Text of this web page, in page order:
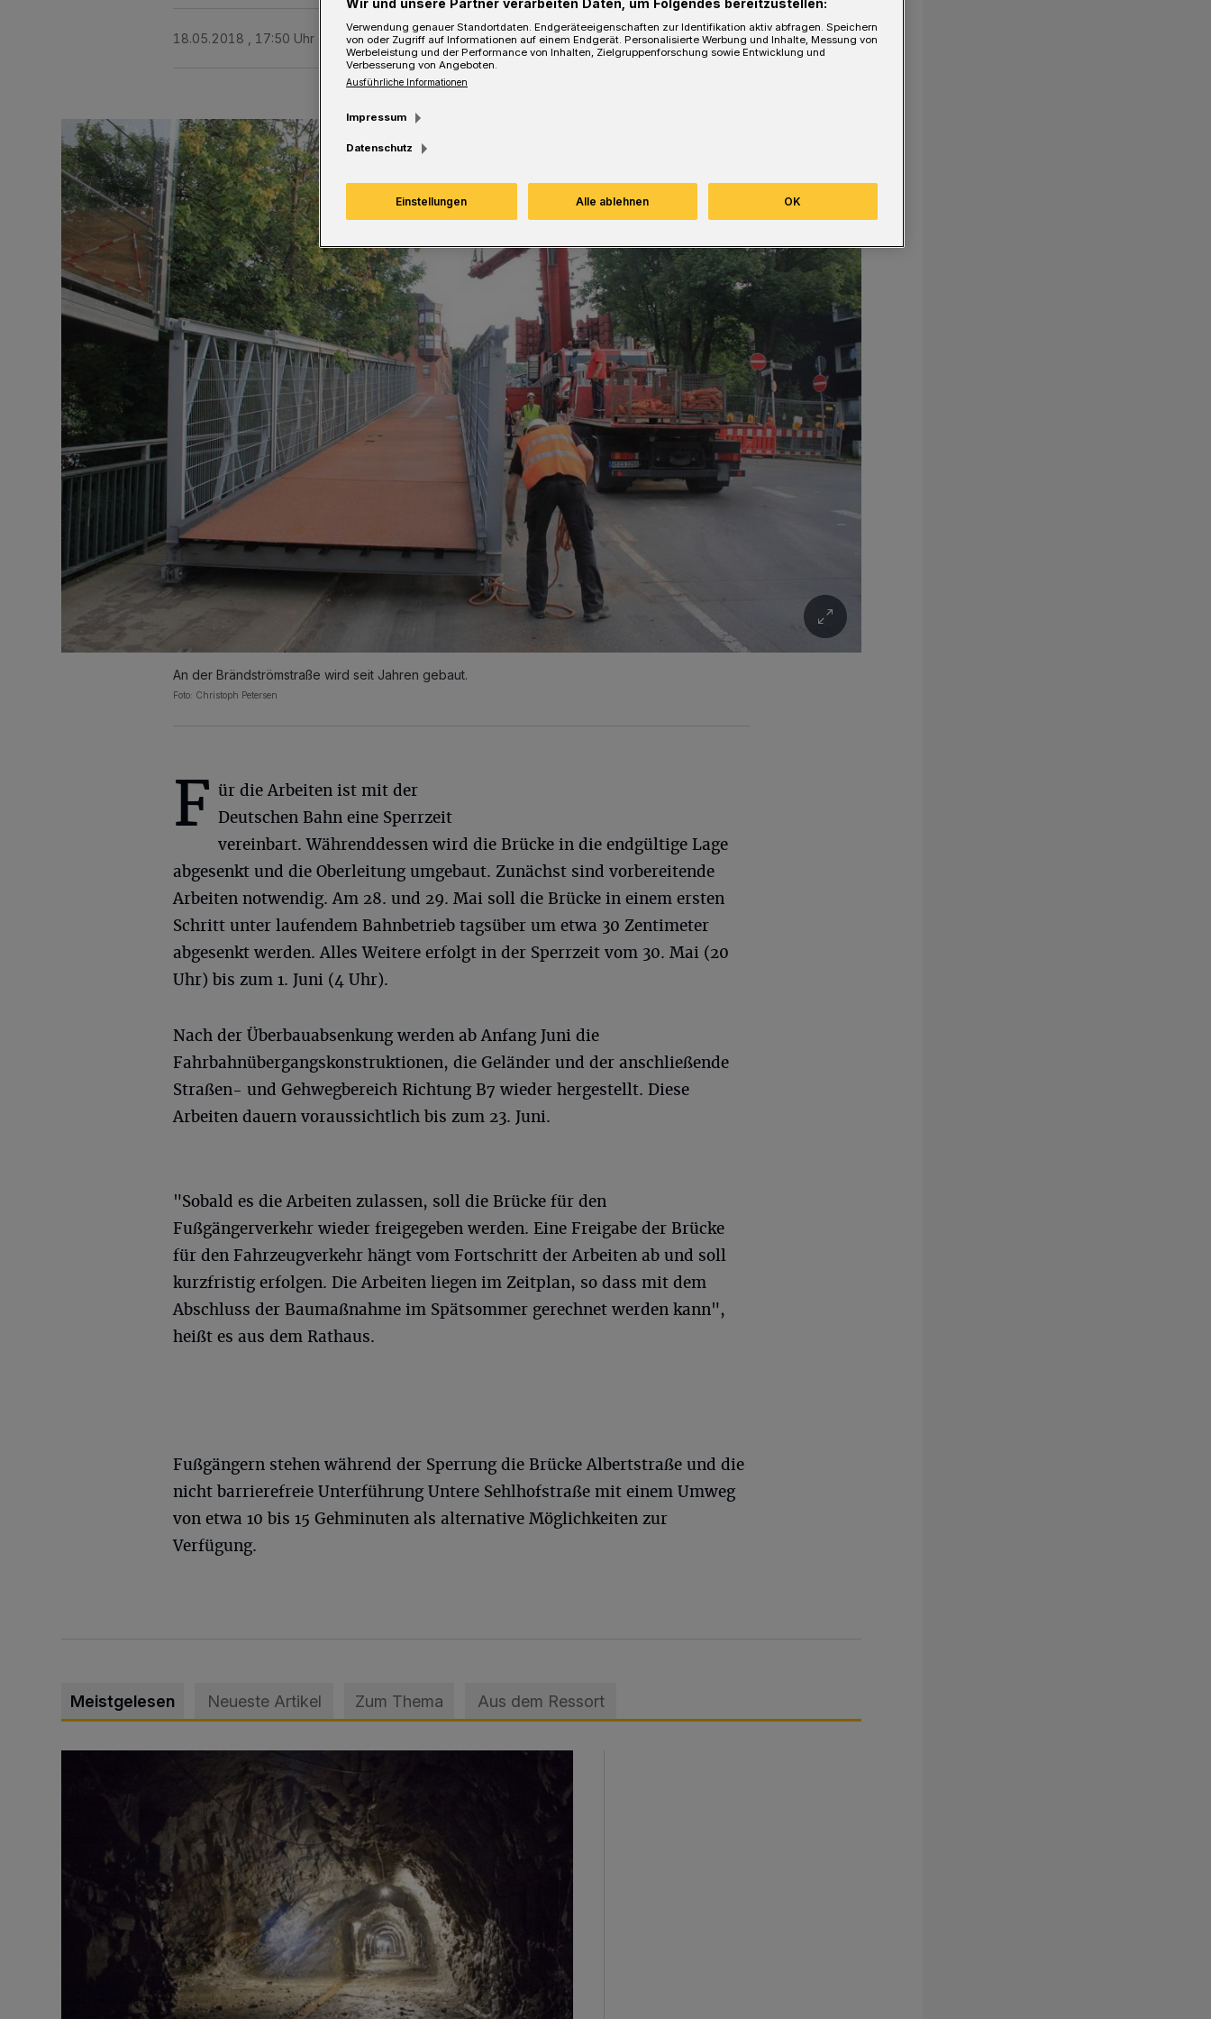
18.05.2018 , 17:50 Uhr Eine Minute Lesezeit
An der Brändströmstraße wird seit Jahren gebaut.
Foto: Christoph Petersen
F ür die Arbeiten ist mit der
Deutschen Bahn eine Sperrzeit
vereinbart. Währenddessen wird die Brücke in die endgültige Lage
abgesenkt und die Oberleitung umgebaut. Zunächst sind vorbereitende
Arbeiten notwendig. Am 28. und 29. Mai soll die Brücke in einem ersten
Schritt unter laufendem Bahnbetrieb tagsüber um etwa 30 Zentimeter
abgesenkt werden. Alles Weitere erfolgt in der Sperrzeit vom 30. Mai (20
Uhr) bis zum 1. Juni (4 Uhr).
Nach der Überbauabsenkung werden ab Anfang Juni die
Fahrbahnübergangskonstruktionen, die Geländer und der anschließende
Straßen- und Gehwegbereich Richtung B7 wieder hergestellt. Diese
Arbeiten dauern voraussichtlich bis zum 23. Juni.
"Sobald es die Arbeiten zulassen, soll die Brücke für den
Fußgängerverkehr wieder freigegeben werden. Eine Freigabe der Brücke
für den Fahrzeugverkehr hängt vom Fortschritt der Arbeiten ab und soll
kurzfristig erfolgen. Die Arbeiten liegen im Zeitplan, so dass mit dem
Abschluss der Baumaßnahme im Spätsommer gerechnet werden kann",
heißt es aus dem Rathaus.
Fußgängern stehen während der Sperrung die Brücke Albertstraße und die
nicht barrierefreie Unterführung Untere Sehlhofstraße mit einem Umweg
von etwa 10 bis 15 Gehminuten als alternative Möglichkeiten zur
Verfügung.
Meistgelesen Neueste Artikel Zum Thema Aus dem Ressort
Wir und unsere Partner verarbeiten Daten, um Folgendes bereitzustellen:
Verwendung genauer Standortdaten. Endgeräteeigenschaften zur Identifikation aktiv abfragen. Speichern
von oder Zugriff auf Informationen auf einem Endgerät. Personalisierte Werbung und Inhalte, Messung von
Werbeleistung und der Performance von Inhalten, Zielgruppenforschung sowie Entwicklung und
Verbesserung von Angeboten.
Ausführliche Informationen
Impressum
Datenschutz
Einstellungen Alle ablehnen OK